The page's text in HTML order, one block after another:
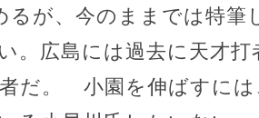
が、今のままでは特筆
。広島には過去に天才打
だ。 小園を伸ばすには